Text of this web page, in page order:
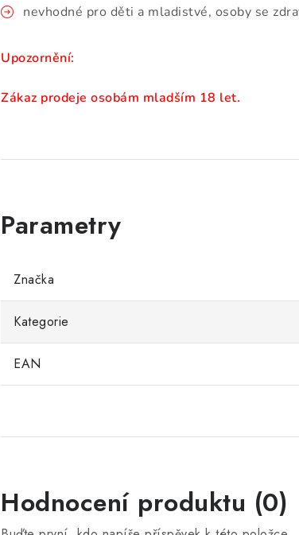
nevhodné pro děti a mladistvé, osoby se
Upozornění:
Zákaz prodeje osobám mladším 18 let.
Značka
Kategorie
EAN
Hodnocení produktu (0)